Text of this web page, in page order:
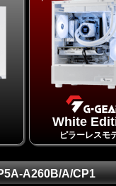
White
ピラーレスモ
A260B/A/CP1